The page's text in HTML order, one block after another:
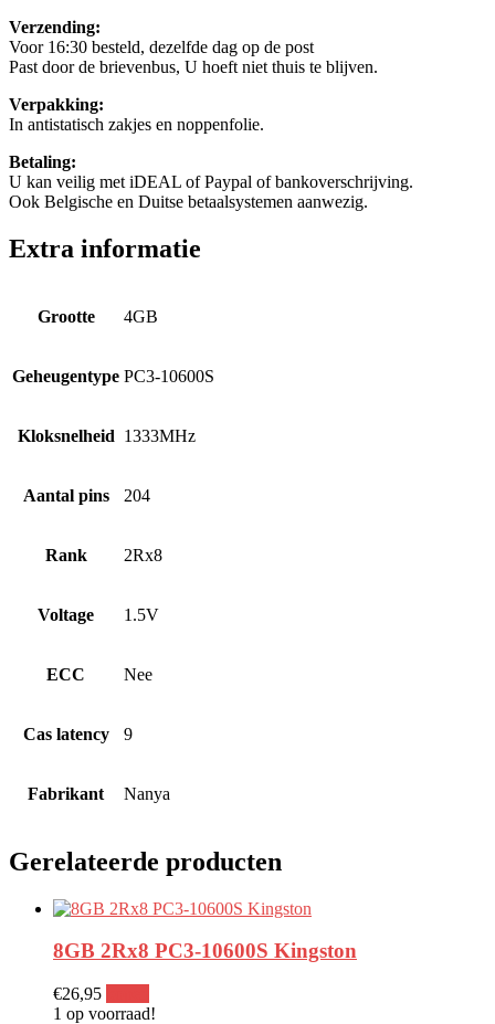
Verzending:
Voor 16:30 besteld, dezelfde dag op de post
Past door de brievenbus, U hoeft niet thuis te blijven.
Verpakking:
In antistatisch zakjes en noppenfolie.
Betaling:
U kan veilig met iDEAL of Paypal of bankoverschrijving.
Ook Belgische en Duitse betaalsystemen aanwezig.
Extra informatie
Grootte 4GB
Geheugentype PC3-10600S
Kloksnelheid 1333MHz
Aantal pins 204
Rank 2Rx8
Voltage 1.5V
ECC Nee
Cas latency 9
Fabrikant Nanya
Gerelateerde producten
8GB 2Rx8 PC3-10600S Kingston
€26,95
1 op voorraad!